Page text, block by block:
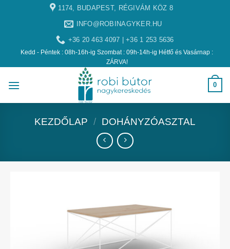
1174, BUDAPEST, RÉGIVÁM KÖZ 8
INFO@ROBINAGYKER.HU
+36 20 463 4097 | +36 1 253 5636
Kedd - Péntek : 08h-16h-ig Szombat : 09h-14h-ig Hétfő és Vasárnap :
ZÁRVA!
0
KEZDŐLAP / DOHÁNYZÓASZTAL